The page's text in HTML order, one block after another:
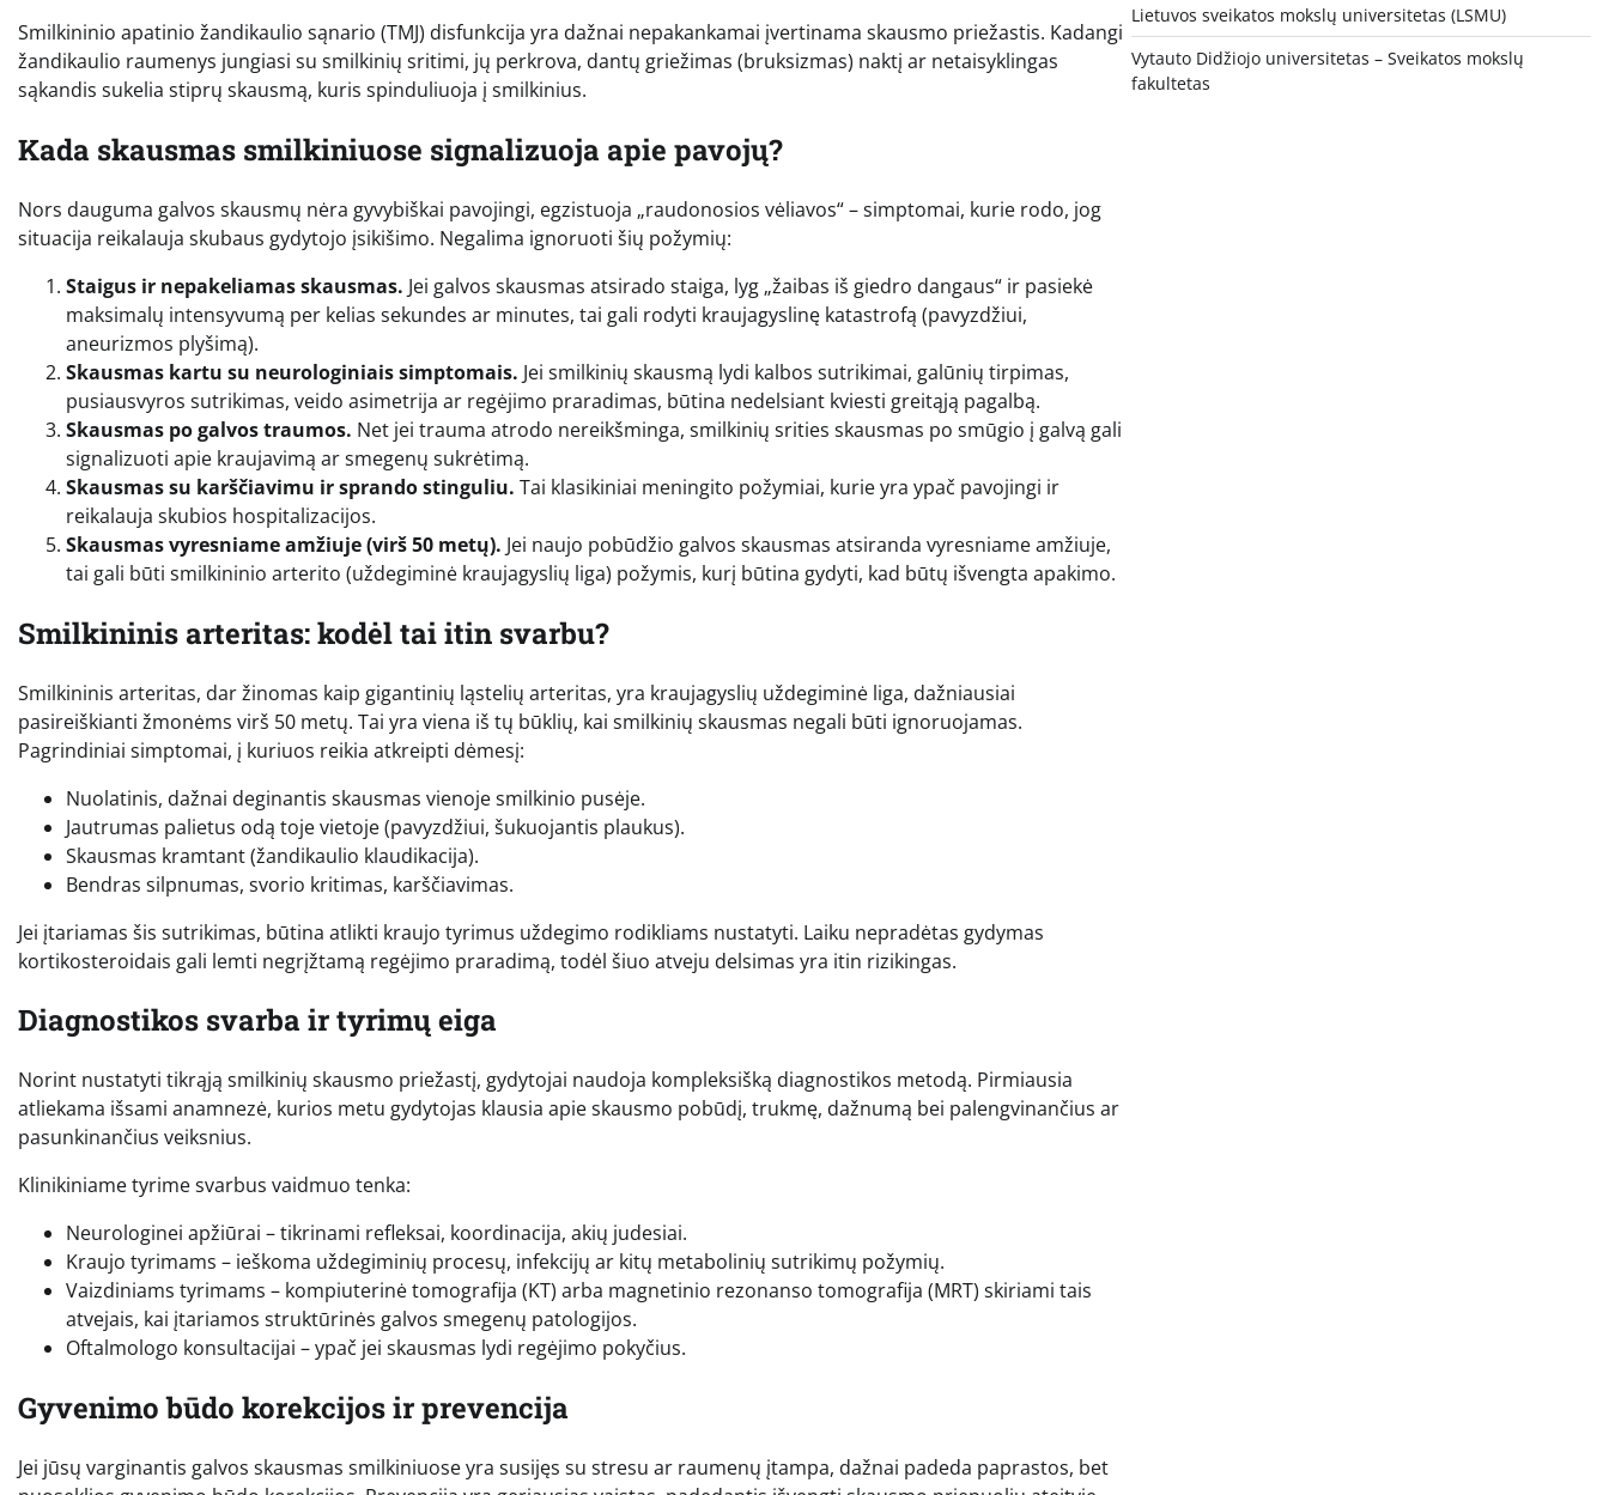
Smilkininio apatinio žandikaulio sąnario (TMJ) disfunkcija yra dažnai nepakankamai įvertinama skausmo priežastis. Kadangi
žandikaulio raumenys jungiasi su smilkinių sritimi, jų perkrova, dantų griežimas (bruksizmas) naktį ar netaisyklingas
sąkandis sukelia stiprų skausmą, kuris spinduliuoja į smilkinius.
Kada skausmas smilkiniuose signalizuoja apie pavojų?
Nors dauguma galvos skausmų nėra gyvybiškai pavojingi, egzistuoja „raudonosios vėliavos“ – simptomai, kurie rodo, jog
situacija reikalauja skubaus gydytojo įsikišimo. Negalima ignoruoti šių požymių:
Staigus ir nepakeliamas skausmas. Jei galvos skausmas atsirado staiga, lyg „žaibas iš giedro dangaus“ ir pasiekė
maksimalų intensyvumą per kelias sekundes ar minutes, tai gali rodyti kraujagyslinę katastrofą (pavyzdžiui,
aneurizmos plyšimą).
Skausmas kartu su neurologiniais simptomais. Jei smilkinių skausmą lydi kalbos sutrikimai, galūnių tirpimas,
pusiausvyros sutrikimas, veido asimetrija ar regėjimo praradimas, būtina nedelsiant kviesti greitąją pagalbą.
Skausmas po galvos traumos. Net jei trauma atrodo nereikšminga, smilkinių srities skausmas po smūgio į galvą gali
signalizuoti apie kraujavimą ar smegenų sukrėtimą.
Skausmas su karščiavimu ir sprando stinguliu. Tai klasikiniai meningito požymiai, kurie yra ypač pavojingi ir
reikalauja skubios hospitalizacijos.
Skausmas vyresniame amžiuje (virš 50 metų). Jei naujo pobūdžio galvos skausmas atsiranda vyresniame amžiuje,
tai gali būti smilkininio arterito (uždegiminė kraujagyslių liga) požymis, kurį būtina gydyti, kad būtų išvengta apakimo.
Smilkininis arteritas: kodėl tai itin svarbu?
Smilkininis arteritas, dar žinomas kaip gigantinių ląstelių arteritas, yra kraujagyslių uždegiminė liga, dažniausiai
pasireiškianti žmonėms virš 50 metų. Tai yra viena iš tų būklių, kai smilkinių skausmas negali būti ignoruojamas.
Pagrindiniai simptomai, į kuriuos reikia atkreipti dėmesį:
Nuolatinis, dažnai deginantis skausmas vienoje smilkinio pusėje.
Jautrumas palietus odą toje vietoje (pavyzdžiui, šukuojantis plaukus).
Skausmas kramtant (žandikaulio klaudikacija).
Bendras silpnumas, svorio kritimas, karščiavimas.
Jei įtariamas šis sutrikimas, būtina atlikti kraujo tyrimus uždegimo rodikliams nustatyti. Laiku nepradėtas gydymas
kortikosteroidais gali lemti negrįžtamą regėjimo praradimą, todėl šiuo atveju delsimas yra itin rizikingas.
Diagnostikos svarba ir tyrimų eiga
Norint nustatyti tikrąją smilkinių skausmo priežastį, gydytojai naudoja kompleksišką diagnostikos metodą. Pirmiausia
atliekama išsami anamnezė, kurios metu gydytojas klausia apie skausmo pobūdį, trukmę, dažnumą bei palengvinančius ar
pasunkinančius veiksnius.
Klinikiniame tyrime svarbus vaidmuo tenka:
Neurologinei apžiūrai – tikrinami refleksai, koordinacija, akių judesiai.
Kraujo tyrimams – ieškoma uždegiminių procesų, infekcijų ar kitų metabolinių sutrikimų požymių.
Vaizdiniams tyrimams – kompiuterinė tomografija (KT) arba magnetinio rezonanso tomografija (MRT) skiriami tais
atvejais, kai įtariamos struktūrinės galvos smegenų patologijos.
Oftalmologo konsultacijai – ypač jei skausmas lydi regėjimo pokyčius.
Gyvenimo būdo korekcijos ir prevencija
Jei jūsų varginantis galvos skausmas smilkiniuose yra susijęs su stresu ar raumenų įtampa, dažnai padeda paprastos, bet
Lietuvos sveikatos mokslų universitetas (LSMU)
Vytauto Didžiojo universitetas – Sveikatos mokslų
fakultetas